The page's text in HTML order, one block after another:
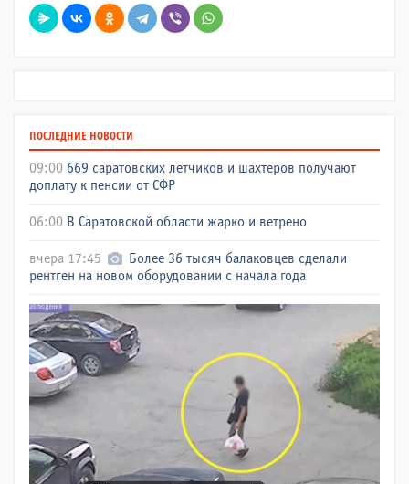
ПОСЛЕДНИЕ НОВОСТИ
09:00 669 саратовских летчиков и шахтеров получают
доплату к пенсии от СФР
06:00 В Саратовской области жарко и ветрено
вчера 17:45
Более 36 тысяч балаковцев сделали
рентген на новом оборудовании с начала года